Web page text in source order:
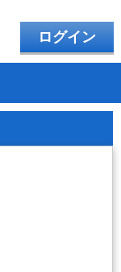
ログイン